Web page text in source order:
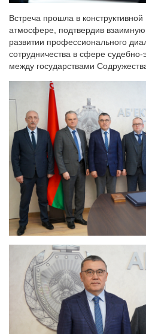
Встреча прошла в
атмосфере, подтвердив взаимную
развитии профессионального
сотрудничества в сфере судебно-
между государствами